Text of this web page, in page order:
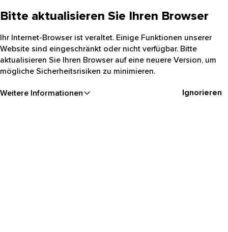
Bitte aktualisieren Sie Ihren Browser
Ihr Internet-Browser ist veraltet. Einige Funktionen unserer
Website sind eingeschränkt oder nicht verfügbar. Bitte
aktualisieren Sie Ihren Browser auf eine neuere Version, um
mögliche Sicherheitsrisiken zu minimieren.
Weitere Informationen Ignorieren